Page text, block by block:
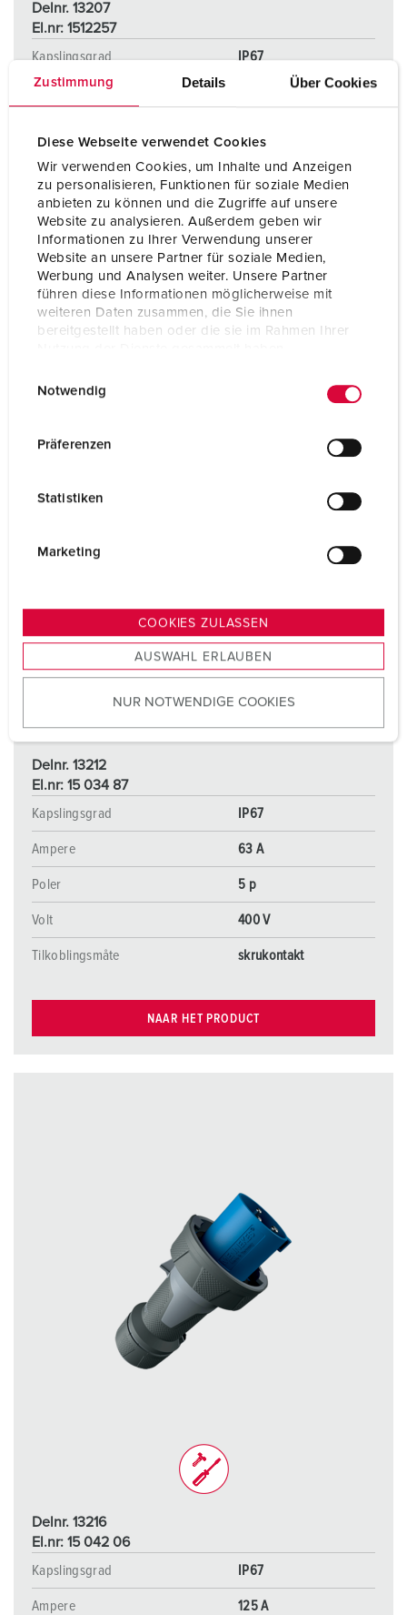
Zustimmung Details Über Cookies
Diese Webseite verwendet Cookies
Wir verwenden Cookies, um Inhalte und Anzeigen
zu personalisieren, Funktionen für soziale Medien
anbieten zu können und die Zugriffe auf unsere
Website zu analysieren. Außerdem geben wir
Informationen zu Ihrer Verwendung unserer
Website an unsere Partner für soziale Medien,
Werbung und Analysen weiter. Unsere Partner
führen diese Informationen möglicherweise mit
weiteren Daten zusammen, die Sie ihnen
bereitgestellt haben oder die sie im Rahmen Ihrer
s
u
w
Notwendig
Präferenzen
Statistiken
Marketing
COOKIES ZULASSEN
AUSWAHL ERLAUBEN
NUR NOTWENDIGE COOKIES
Delnr. 13207
El.nr: 1512257
Kapslingsgrad
IP67
Volt 500 V
Tilkoblingsmåte skrukontakt
NAAR HET PRODUCT
Delnr. 13212
El.nr: 15 034 87
Kapslingsgrad
IP67
Ampere 63 A
Poler 5 p
Volt 400 V
Tilkoblingsmåte skrukontakt
NAAR HET PRODUCT
Delnr. 13216
El.nr: 15 042 06
Kapslingsgrad
IP67
Ampere 125 A